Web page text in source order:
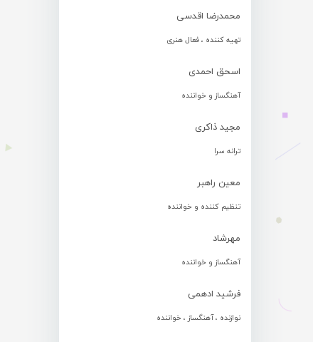
محمدرضا اقدسی
تهیه کننده ، فعال هنری
اسحق احمدی
آهنگساز و خواننده
مجید ذاکری
ترانه سرا
معین راهبر
تنظیم کننده و خواننده
مهرشاد
آهنگساز و خواننده
فرشید ادهمی
نوازنده ، آهنگساز ، خواننده